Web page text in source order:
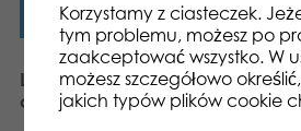
Dowiedz się więcej
Lumo Stars Fox Blueberry
classic plush
Lumo
Korzystamy z ciasteczek.
tym problemu, możesz po
zaakceptować wszystko. W
możesz szczegółowo
jakich typów plików cookie